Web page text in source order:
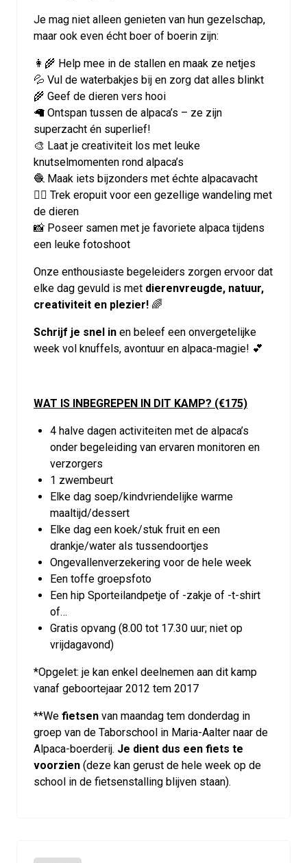
Je mag niet alleen genieten van hun gezelschap,
maar ook even écht boer of boerin zijn:
👩‍🌾 Help mee in de stallen en maak ze netjes
💦 Vul de waterbakjes bij en zorg dat alles blinkt
🌾 Geef de dieren vers hooi
🦙 Ontspan tussen de alpaca’s – ze zijn
superzacht én superlief!
🎨 Laat je creativiteit los met leuke
knutselmomenten rond alpaca’s
🧶 Maak iets bijzonders met échte alpacavacht
🚶‍♀️ Trek eropuit voor een gezellige wandeling met
de dieren
📸 Poseer samen met je favoriete alpaca tijdens
een leuke fotoshoot
Onze enthousiaste begeleiders zorgen ervoor dat
elke dag gevuld is met dierenvreugde, natuur,
creativiteit en plezier! 🌈
Schrijf je snel in en beleef een onvergetelijke
week vol knuffels, avontuur en alpaca-magie! 💕
WAT IS INBEGREPEN IN DIT KAMP? (€175)
4 halve dagen activiteiten met de alpaca’s
onder begeleiding van ervaren monitoren en
verzorgers
1 zwembeurt
Elke dag soep/kindvriendelijke warme
maaltijd/dessert
Elke dag een koek/stuk fruit en een
drankje/water als tussendoortjes
Ongevallenverzekering voor de hele week
Een toffe groepsfoto
Een hip Sporteilandpetje of -zakje of -t-shirt
of…
Gratis opvang (8.00 tot 17.30 uur; niet op
vrijdagavond)
*Opgelet: je kan enkel deelnemen aan dit kamp
vanaf geboortejaar 2012 tem 2017
**We fietsen van maandag tem donderdag in
groep van de Taborschool in Maria-Aalter naar de
Alpaca-boerderij. Je dient dus een fiets te
voorzien (deze kan gerust de hele week op de
school in de fietsenstalling blijven staan).